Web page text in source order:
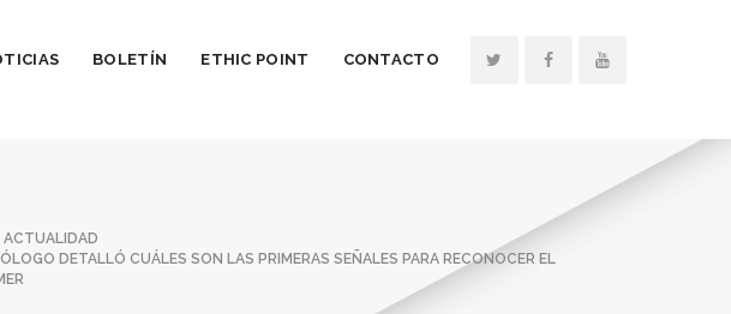
BOLETÍN ETHIC POINT CONTACTO
ACTUALIDAD
DETALLÓ CUÁLES SON LAS PRIMERAS SEÑALES PARA RECONOCER EL